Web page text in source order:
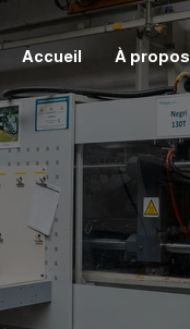
Accueil À propos